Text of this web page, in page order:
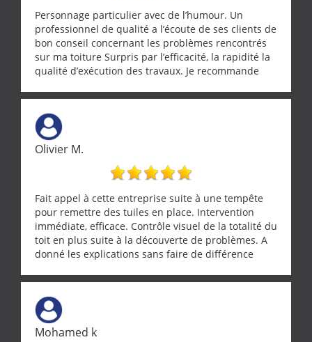
Personnage particulier avec de l’humour. Un
professionnel de qualité a l’écoute de ses clients de
bon conseil concernant les problèmes rencontrés
sur ma toiture Surpris par l’efficacité, la rapidité la
qualité d’exécution des travaux. Je recommande
Olivier M.
Fait appel à cette entreprise suite à une tempête
pour remettre des tuiles en place. Intervention
immédiate, efficace. Contrôle visuel de la totalité du
toit en plus suite à la découverte de problèmes. A
donné les explications sans faire de différence
Mohamed k